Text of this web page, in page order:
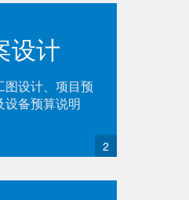
设计
图设计、项目预
设备预算说明
2